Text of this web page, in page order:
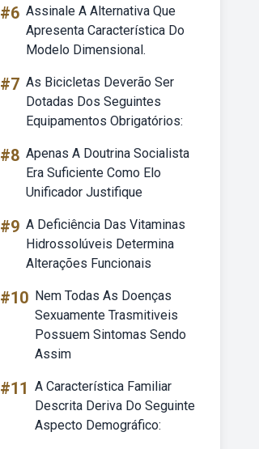
#6 Assinale A Alternativa Que
Apresenta Característica Do
Modelo Dimensional.
#7 As Bicicletas Deverão Ser
Dotadas Dos Seguintes
Equipamentos Obrigatórios:
#8 Apenas A Doutrina Socialista
Era Suficiente Como Elo
Unificador Justifique
#9 A Deficiência Das Vitaminas
Hidrossolúveis Determina
Alterações Funcionais
#10 Nem Todas As Doenças
Sexuamente Trasmitiveis
Possuem Sintomas Sendo
Assim
#11 A Característica Familiar
Descrita Deriva Do Seguinte
Aspecto Demográfico: